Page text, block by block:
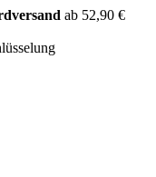
ab 52,90 €